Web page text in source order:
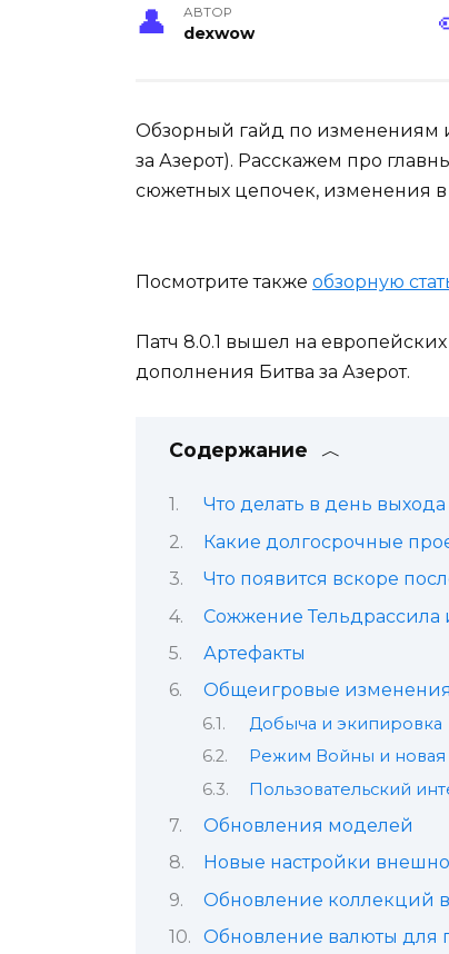
АВТОР
dexwow
Обзорный гайд по изменениям
за Азерот). Расскажем про
сюжетных цепочек, изменения
Посмотрите также обзорную
Патч 8.0.1 вышел на
дополнения Битва за Азерот.
Содержание
Что делать в день выхода
Какие долгосрочные
Что появится вскоре
Сожжение Тельдрассила
Артефакты
Общеигровые изменения
Добыча и экипировка
Режим Войны и новая
Пользовательский
Обновления моделей
Новые настройки
Обновление коллекций в
Обновление валюты для